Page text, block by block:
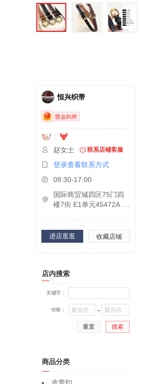
恒兴织带
赵女士 联系店铺客服
登录查看联系方式
08:30-17:00
国际商贸城四区75门四
楼7街 E1单元45472A
进店逛逛 收藏店铺
店内搜索
关键字：
价格： -
重置 搜索
商品分类